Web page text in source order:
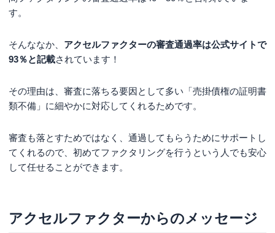
す。
そんななか、 アクセルファクターの審査通過率は公式サイトで
93％と記載されています！
その理由は、審査に落ちる要因として多い「売掛債権の証明書
類不備」に細やかに対応してくれるためです。
審査も落とすためではなく、通過してもらうためにサポートし
てくれるので、初めてファクタリングを行うという人でも安心
して任せることができます。
アクセルファクターからのメッセージ